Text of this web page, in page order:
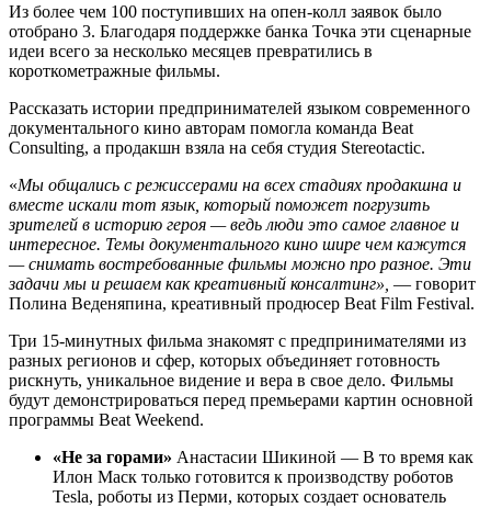
Из более чем 100 поступивших на опен-колл заявок было
отобрано 3. Благодаря поддержке банка Точка эти сценарные
идеи всего за несколько месяцев превратились в
короткометражные фильмы.
Рассказать истории предпринимателей языком современного
документального кино авторам помогла команда Beat
Consulting, а продакшн взяла на себя студия Stereotactic.
«Мы общались с режиссерами на всех стадиях продакшна и
вместе искали тот язык, который поможет погрузить
зрителей в историю героя — ведь люди это самое главное и
интересное. Темы документального кино шире чем кажутся
— снимать востребованные фильмы можно про разное. Эти
задачи мы и решаем как креативный консалтинг», — говорит
Полина Веденяпина, креативный продюсер Beat Film Festival.
Три 15-минутных фильма знакомят с предпринимателями из
разных регионов и сфер, которых объединяет готовность
рискнуть, уникальное видение и вера в свое дело. Фильмы
будут демонстрироваться перед премьерами картин основной
программы Beat Weekend.
«Не за горами» Анастасии Шикиной — В то время как
Илон Маск только готовится к производству роботов
Tesla, роботы из Перми, которых создает основатель